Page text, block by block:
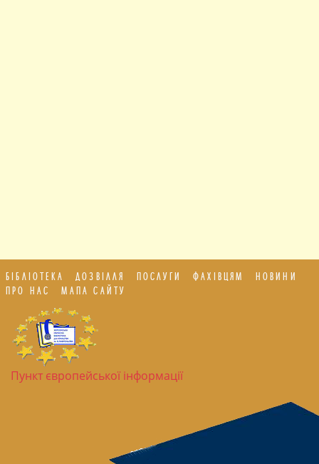
БІБЛІОТЕКА ДОЗВІЛЛЯ ПОСЛУГИ ФАХІВЦЯМ
НОВИНИ
ПРО НАС
МАПА САЙТУ
Пункт європейської інформації